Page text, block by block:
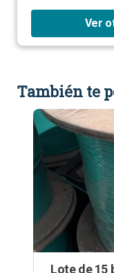
Ver
También te